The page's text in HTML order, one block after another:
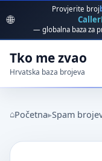
🌐
Provjerite broj
— globalna baza za
Tko me zvao
Hrvatska baza brojeva
Početna Spam